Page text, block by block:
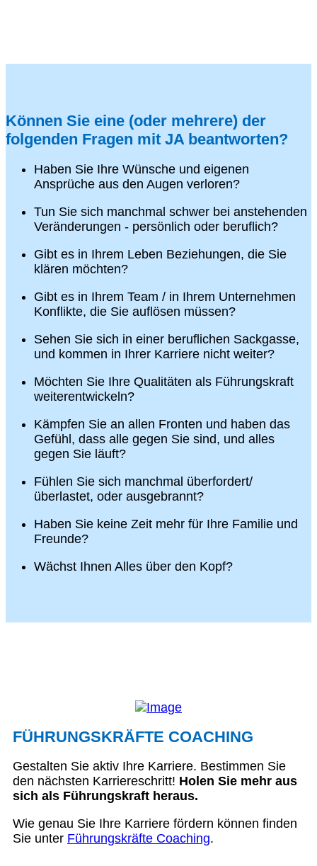
Können Sie eine (oder mehrere) der
folgenden Fragen mit JA beantworten?
Haben Sie Ihre Wünsche und eigenen
Ansprüche aus den Augen verloren?
Tun Sie sich manchmal schwer bei anstehenden
Veränderungen - persönlich oder beruflich?
Gibt es in Ihrem Leben Beziehungen, die Sie
klären möchten?
Gibt es in Ihrem Team / in Ihrem Unternehmen
Konflikte, die Sie auflösen müssen?
Sehen Sie sich in einer beruflichen Sackgasse,
und kommen in Ihrer Karriere nicht weiter?
Möchten Sie Ihre Qualitäten als Führungskraft
weiterentwickeln?
Kämpfen Sie an allen Fronten und haben das
Gefühl, dass alle gegen Sie sind, und alles
gegen Sie läuft?
Fühlen Sie sich manchmal überfordert/
überlastet, oder ausgebrannt?
Haben Sie keine Zeit mehr für Ihre Familie und
Freunde?
Wächst Ihnen Alles über den Kopf?
FÜHRUNGSKRÄFTE COACHING
Gestalten Sie aktiv Ihre Karriere. Bestimmen Sie
den nächsten Karriereschritt! Holen Sie mehr aus
sich als Führungskraft heraus.
Wie genau Sie Ihre Karriere fördern können finden
Sie unter Führungskräfte Coaching.